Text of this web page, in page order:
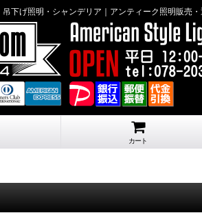
下げ照明・シャンデリア｜アンティーク照明販売
カート